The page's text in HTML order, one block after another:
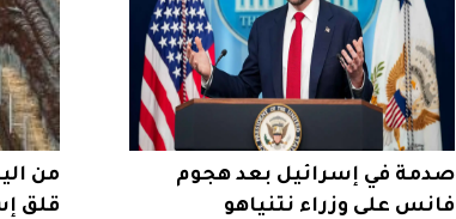
صدمة في إسرائيل بعد هجوم
فانس على وزراء نتنياهو
من
قلق